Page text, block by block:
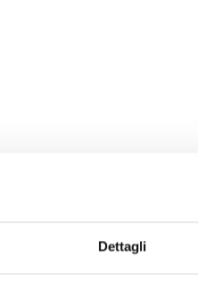
Dettagli
CHIUSURA PER